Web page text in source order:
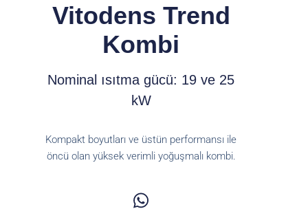
Vitodens Trend
Kombi
Nominal ısıtma gücü: 19 ve 25
kW
Kompakt boyutları ve üstün performansı ile
öncü olan yüksek verimli yoğuşmalı kombi.